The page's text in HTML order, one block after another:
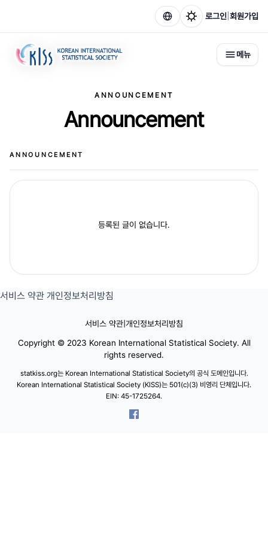
로그인 회원가입
메뉴
ANNOUNCEMENT
Announcement
ANNOUNCEMENT
등록된 글이 없습니다.
서비스 약관 개인정보처리방침
서비스 약관 개인정보처리방침
Copyright © 2023 Korean International Statistical Society. All
rights reserved.
statkiss.org는 Korean International Statistical Society의 공식 도메인입니다.
Korean International Statistical Society (KISS)는 501(c)(3) 비영리 단체입니다.
EIN: 45-1725264.